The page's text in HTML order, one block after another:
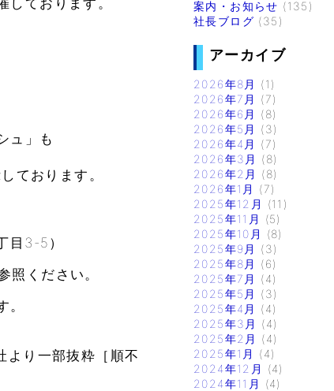
ております。
ュ」も
ております。
3-5）
照ください。
。
より一部抜粋［順不
案内・お知らせ (135)
社長ブログ (35)
アーカイブ
2026年8月
(1)
2026年7月
(7)
2026年6月
(8)
2026年5月
(3)
2026年4月
(7)
2026年3月
(8)
2026年2月
(8)
2026年1月
(7)
2025年12月
(11)
2025年11月
(5)
2025年10月
(8)
2025年9月
(3)
2025年8月
(6)
2025年7月
(4)
2025年5月
(3)
2025年4月
(4)
2025年3月
(4)
2025年2月
(4)
2025年1月
(4)
2024年12月
(4)
2024年11月
(4)